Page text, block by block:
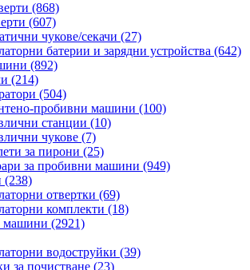
(868)
(607)
чукове/секачи (27)
батерии и зарядни устройства (642)
(892)
(214)
(504)
пробивни машини (100)
станции (10)
чукове (7)
за пирони (25)
за пробивни машини (949)
(238)
отвертки (69)
комплекти (18)
машини (2921)
водоструйки (39)
за почистване (23)